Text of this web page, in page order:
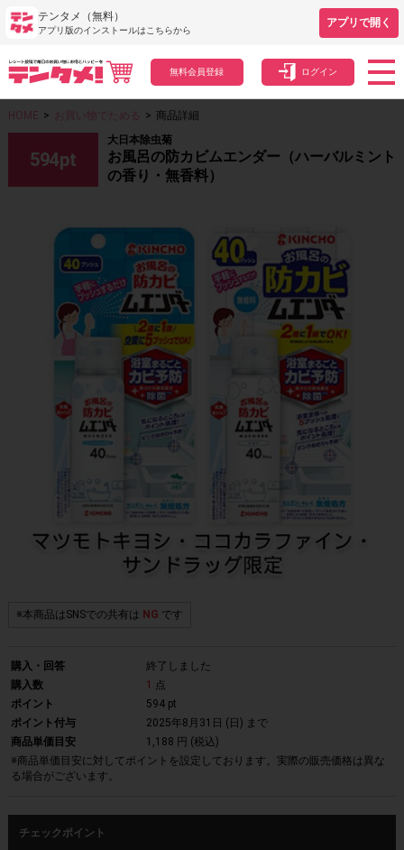
テンタメ（無料）
アプリ版のインストールはこちらから
アプリで開く
無料会員登録 ログイン
HOME > お買い物でためる > 商品詳細
594pt
大日本除虫菊
お風呂の防カビムエンダー（ハーバルミント
の香り・無香料）
※本商品はSNSでの共有は NG です
購入・回答
終了しました
購入数
1
点
ポイント
594 pt
ポイント付与
2025年8月31日 (日) まで
商品単価目安
1,188 円 (税込)
※商品単価目安に対してポイントを設定しております。実際の販売価格は異な
る場合がございます。
チェックポイント